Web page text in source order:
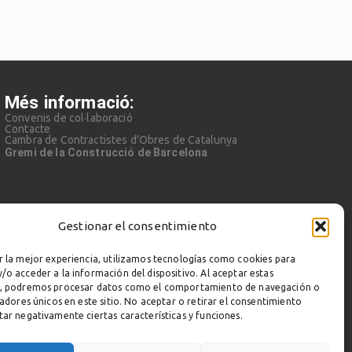
Gestionar el consentimiento
la mejor experiencia, utilizamos tecnologías como cookies para
o acceder a la información del dispositivo. Al aceptar estas
podremos procesar datos como el comportamiento de navegación o
únicos en este sitio. No aceptar o retirar el consentimiento
negativamente ciertas características y funciones.
Més informació:
Convenis de col·laboració
Contacte
Cambra de Contractistes d’Obres de Catalunya
Gremi de la Construcció de Barcelona